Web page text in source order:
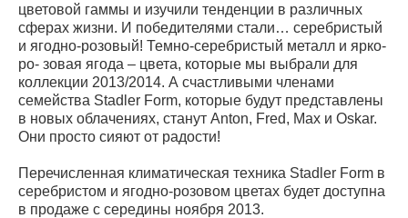
цветовой гаммы и изучили тенденции в различных
сферах жизни. И победителями стали… серебристый
и ягодно-розовый! Темно-серебристый металл и ярко-
ро- зовая ягода – цвета, которые мы выбрали для
коллекции 2013/2014. А счастливыми членами
семейства Stadler Form, которые будут представлены
в новых облачениях, станут Anton, Fred, Max и Oskar.
Они просто сияют от радости!
Перечисленная климатическая техника Stadler Form в
серебристом и ягодно-розовом цветах будет доступна
в продаже с середины ноября 2013.